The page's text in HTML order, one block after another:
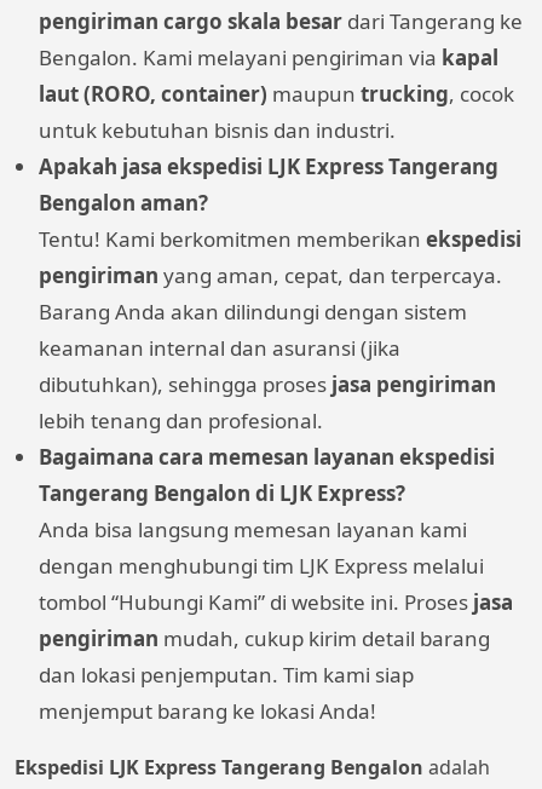
pengiriman cargo skala besar dari Tangerang ke
Bengalon. Kami melayani pengiriman via kapal
laut (RORO, container) maupun trucking, cocok
untuk kebutuhan bisnis dan industri.
Apakah jasa ekspedisi LJK Express Tangerang
Bengalon aman?
Tentu! Kami berkomitmen memberikan ekspedisi
pengiriman yang aman, cepat, dan terpercaya.
Barang Anda akan dilindungi dengan sistem
keamanan internal dan asuransi (jika
dibutuhkan), sehingga proses jasa pengiriman
lebih tenang dan profesional.
Bagaimana cara memesan layanan ekspedisi
Tangerang Bengalon di LJK Express?
Anda bisa langsung memesan layanan kami
dengan menghubungi tim LJK Express melalui
tombol “Hubungi Kami” di website ini. Proses jasa
pengiriman mudah, cukup kirim detail barang
dan lokasi penjemputan. Tim kami siap
menjemput barang ke lokasi Anda!
Ekspedisi LJK Express Tangerang Bengalon adalah